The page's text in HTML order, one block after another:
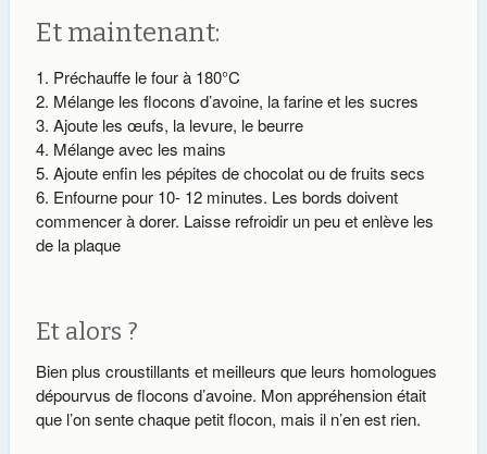
Et maintenant:
Préchauffe le four à 180°C
Mélange les flocons d’avoine, la farine et les sucres
Ajoute les œufs, la levure, le beurre
Mélange avec les mains
Ajoute enfin les pépites de chocolat ou de fruits secs
Enfourne pour 10- 12 minutes. Les bords doivent
commencer à dorer. Laisse refroidir un peu et enlève les
de la plaque
Et alors ?
Bien plus croustillants et meilleurs que leurs homologues
dépourvus de flocons d’avoine. Mon appréhension était
que l’on sente chaque petit flocon, mais il n’en est rien.